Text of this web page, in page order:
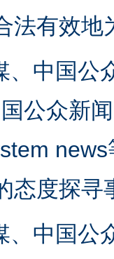
法有效地
、中国公
公众新
态度探寻
、中国公